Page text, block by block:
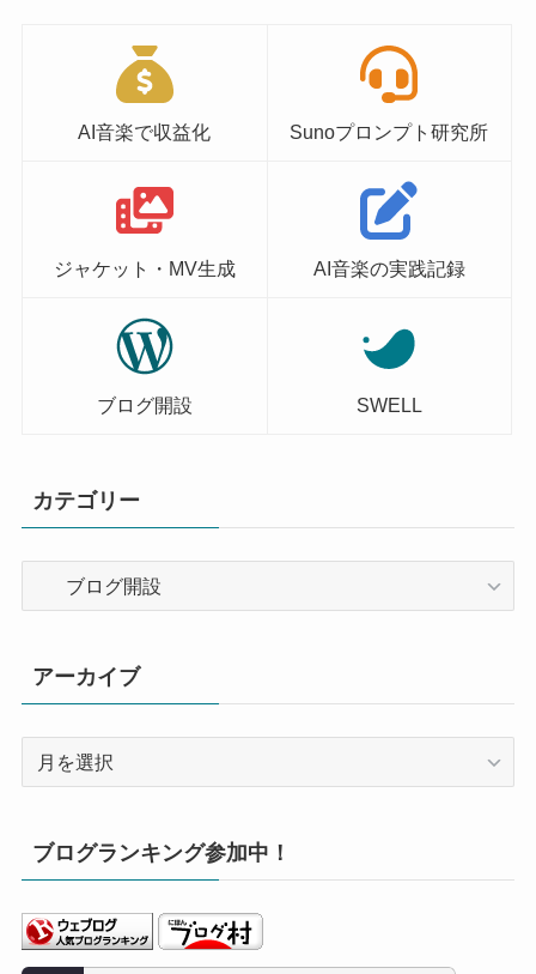
AI音楽で収益化 Sunoプロンプト研究所
ジャケット・MV生成 AI音楽の実践記録
ブログ開設 SWELL
カテゴリー
リ
ー
アーカイブ
ブ
ブログランキング参加中！